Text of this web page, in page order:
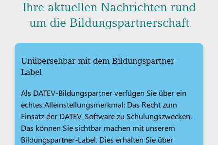
Ihre aktuellen Nachrichten rund
um die Bildungspartnerschaft
Unübersehbar mit dem Bildungspartner-
Label
Als DATEV-Bildungspartner verfügen Sie über ein
echtes Alleinstellungsmerkmal: Das Recht zum
Einsatz der DATEV-Software zu Schulungszwecken.
Das können Sie sichtbar machen mit unserem
Bildungspartner-Label. Dies erhalten Sie über